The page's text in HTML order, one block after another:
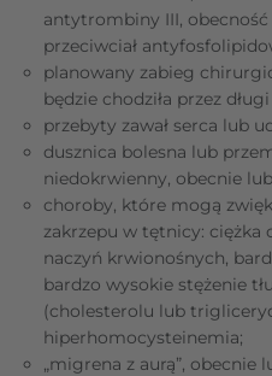
antytrombiny III,
przeciwciał
planowany zabieg
będzie chodziła przez długi
przebyty zawał serca lub
dusznica bolesna lub
niedokrwienny, obecnie
choroby, które mogą
zakrzepu w tętnicy: ciężka
naczyń krwionośnych,
bardzo wysokie stężenie
(cholesterolu lub
hiperhomocysteinemia;
„migrena z aurą”, obecnie